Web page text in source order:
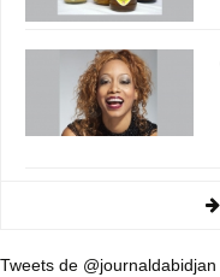
Tweets de @journaldabidjan